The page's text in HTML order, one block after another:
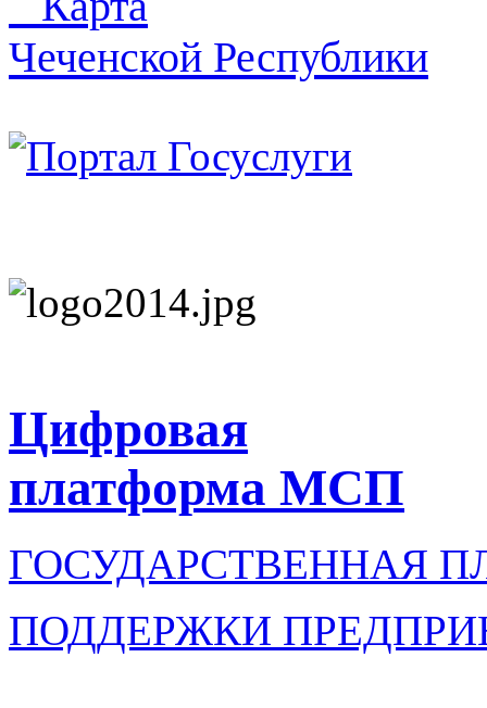
Чеченской Республики
Цифровая
платформа МСП
ГОСУДАРСТВЕННАЯ
ПОДДЕРЖКИ